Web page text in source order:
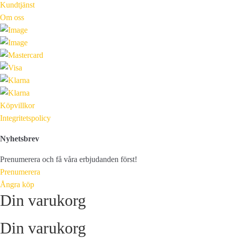
Kundtjänst
Om oss
Köpvillkor
Integritetspolicy
Nyhetsbrev
Prenumerera och få våra erbjudanden först!
Prenumerera
Ångra köp
Din varukorg
Din varukorg